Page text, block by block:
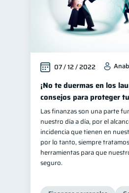
07 / 12 / 2022
¡No te duermas en los
consejos para proteger
Las finanzas son una parte
nuestro día a día, por el
incidencia que tienen en
por lo tanto, siempre
herramientas para que
seguro.